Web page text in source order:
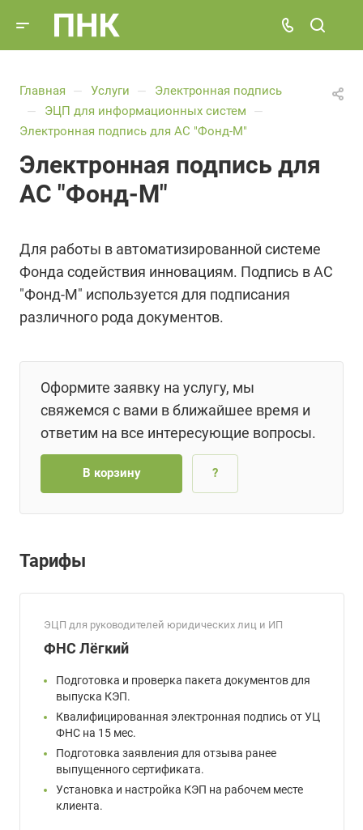
Главная — Услуги —
Электронная подпись
—
ЭЦП для информационных систем
—
Электронная подпись для АС "Фонд-М"
Электронная подпись для
АС "Фонд-М"
Для работы в автоматизированной системе
Фонда содействия инновациям. Подпись в АС
"Фонд-М" используется для подписания
различного рода документов.
Оформите заявку на услугу, мы
свяжемся с вами в ближайшее время и
ответим на все интересующие вопросы.
В корзину ?
Тарифы
ЭЦП для руководителей юридических лиц и ИП
ФНС Лёгкий
Подготовка и проверка пакета документов для
выпуска КЭП.
Квалифицированная электронная подпись от УЦ
ФНС на 15 мес.
Подготовка заявления для отзыва ранее
выпущенного сертификата.
Установка и настройка КЭП на рабочем месте
клиента.